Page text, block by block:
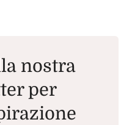
nostra
per